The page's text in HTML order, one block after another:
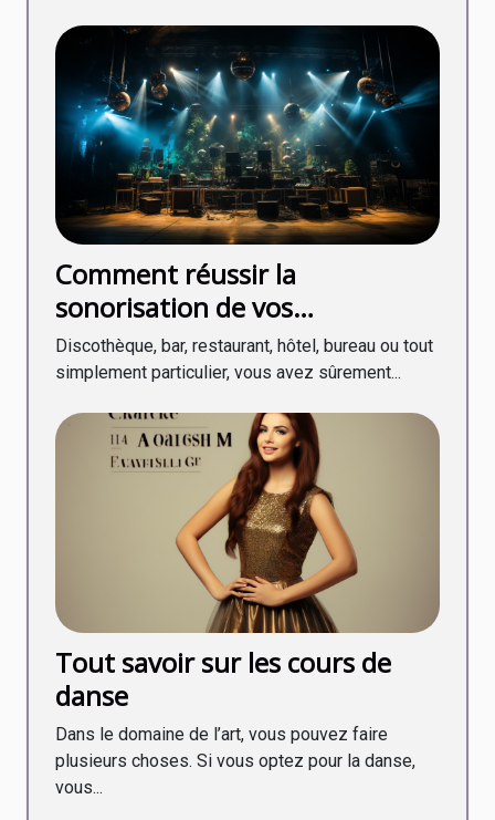
Comment réussir la
sonorisation de vos
évènements ?
Discothèque, bar, restaurant, hôtel, bureau ou tout
simplement particulier, vous avez sûrement...
Tout savoir sur les cours de
danse
Dans le domaine de l’art, vous pouvez faire
plusieurs choses. Si vous optez pour la danse,
vous...